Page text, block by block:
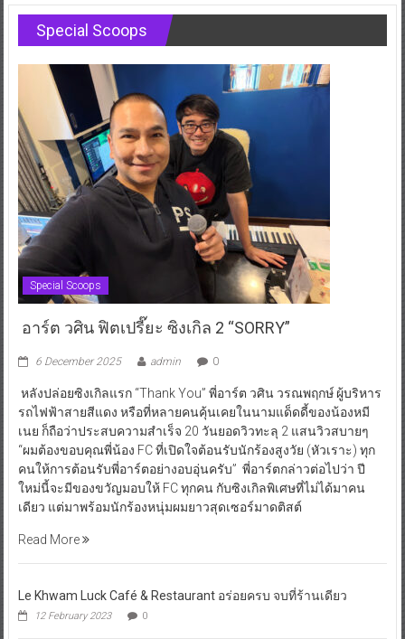
Special Scoops
Special Scoops
อาร์ต วศิน ฟิตเปรี๊ยะ ซิงเกิล 2 “SORRY”
6 December 2025 admin 0
หลังปล่อยซิงเกิลแรก “Thank You” พี่อาร์ต วศิน วรณพฤกษ์ ผู้บริหาร
รถไฟฟ้าสายสีแดง หรือที่หลายคนคุ้นเคยในนามแด็ดดี้ของน้องหมี
เนย ก็ถือว่าประสบความสำเร็จ 20 วันยอดวิวทะลุ 2 แสนวิวสบายๆ
“ผมต้องขอบคุณพี่น้อง FC ที่เปิดใจต้อนรับนักร้องสูงวัย (หัวเราะ) ทุก
คนให้การต้อนรับพี่อาร์ตอย่างอบอุ่นครับ” พี่อาร์ตกล่าวต่อไปว่า ปี
ใหม่นี้จะมีของขวัญมอบให้ FC ทุกคน กับซิงเกิลพิเศษที่ไม่ได้มาคน
เดียว แต่มาพร้อมนักร้องหนุ่มผมยาวสุดเซอร์มาดติสต์
Read More
Le Khwam Luck Café & Restaurant อร่อยครบ จบที่ร้านเดียว
12 February 2023 0